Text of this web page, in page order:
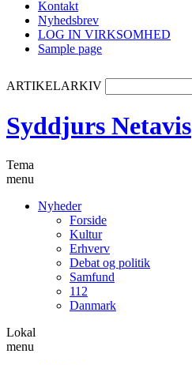
Kontakt
Nyhedsbrev
LOG IN VIRKSOMHED
Sample page
ARTIKELARKIV
Syddjurs Netavis
Tema
menu
Nyheder
Forside
Kultur
Erhverv
Debat og politik
Samfund
112
Danmark
Lokal
menu